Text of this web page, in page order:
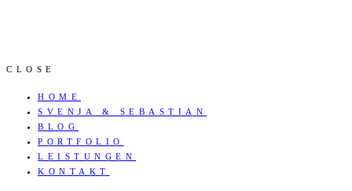
CLOSE
HOME
SVENJA & SEBASTIAN
BLOG
PORTFOLIO
LEISTUNGEN
KONTAKT